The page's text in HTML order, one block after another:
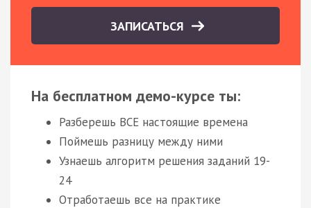
ЗАПИСАТЬСЯ
На бесплатном демо-курсе ты:
Разберешь ВСЕ настоящие времена
Поймешь разницу между ними
Узнаешь алгоритм решения заданий 19-
24
Отработаешь все на практике